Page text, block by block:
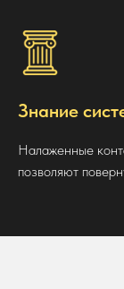
Знание
Налаженные
позволяют